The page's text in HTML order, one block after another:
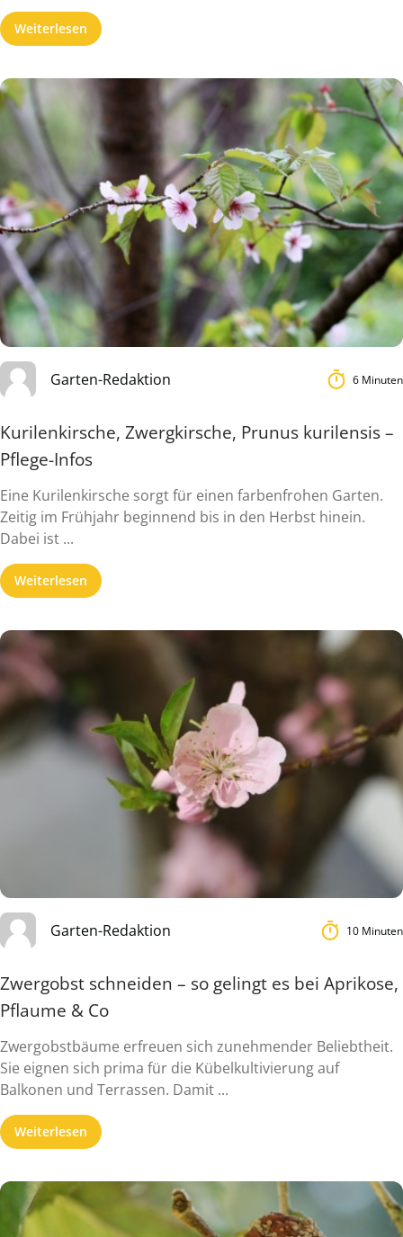
Weiterlesen
Garten-Redaktion 6 Minuten
Kurilenkirsche, Zwergkirsche, Prunus kurilensis –
Pflege-Infos
Eine Kurilenkirsche sorgt für einen farbenfrohen Garten.
Zeitig im Frühjahr beginnend bis in den Herbst hinein.
Dabei ist ...
Weiterlesen
Garten-Redaktion 10 Minuten
Zwergobst schneiden – so gelingt es bei Aprikose,
Pflaume & Co
Zwergobstbäume erfreuen sich zunehmender Beliebtheit.
Sie eignen sich prima für die Kübelkultivierung auf
Balkonen und Terrassen. Damit ...
Weiterlesen